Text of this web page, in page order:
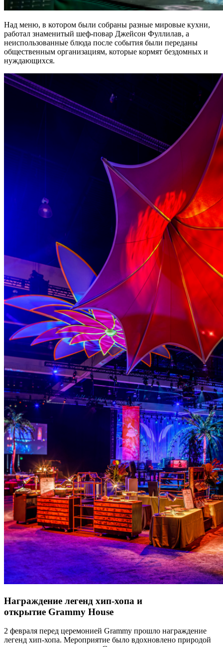
Над меню, в котором были собраны разные мировые кухни,
работал знаменитый шеф-повар Джейсон Фуллилав, а
неиспользованные блюда после события были переданы
общественным организациям, которые кормят бездомных и
нуждающихся.
Награждение легенд хип-хопа и
открытие Grammy House
2 февраля перед церемонией Grammy прошло награждение
легенд хип-хопа. Мероприятие было вдохновлено природой